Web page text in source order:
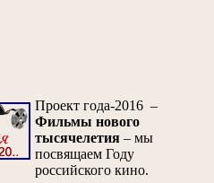
Проект года-2016 –
Фильмы нового
тысячелетия – мы
посвящаем Году
российского кино.